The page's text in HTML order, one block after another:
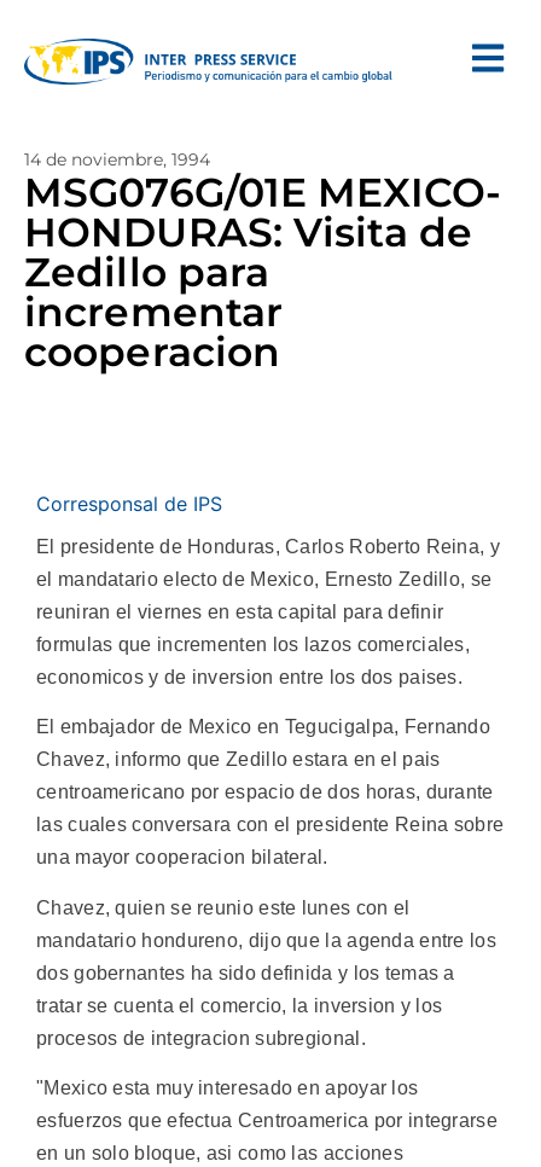
14 de noviembre, 1994
MSG076G/01E MEXICO-
HONDURAS: Visita de
Zedillo para
incrementar
cooperacion
Corresponsal de IPS
El presidente de Honduras, Carlos Roberto Reina, y
el mandatario electo de Mexico, Ernesto Zedillo, se
reuniran el viernes en esta capital para definir
formulas que incrementen los lazos comerciales,
economicos y de inversion entre los dos paises.
El embajador de Mexico en Tegucigalpa, Fernando
Chavez, informo que Zedillo estara en el pais
centroamericano por espacio de dos horas, durante
las cuales conversara con el presidente Reina sobre
una mayor cooperacion bilateral.
Chavez, quien se reunio este lunes con el
mandatario hondureno, dijo que la agenda entre los
dos gobernantes ha sido definida y los temas a
tratar se cuenta el comercio, la inversion y los
procesos de integracion subregional.
"Mexico esta muy interesado en apoyar los
esfuerzos que efectua Centroamerica por integrarse
en un solo bloque, asi como las acciones